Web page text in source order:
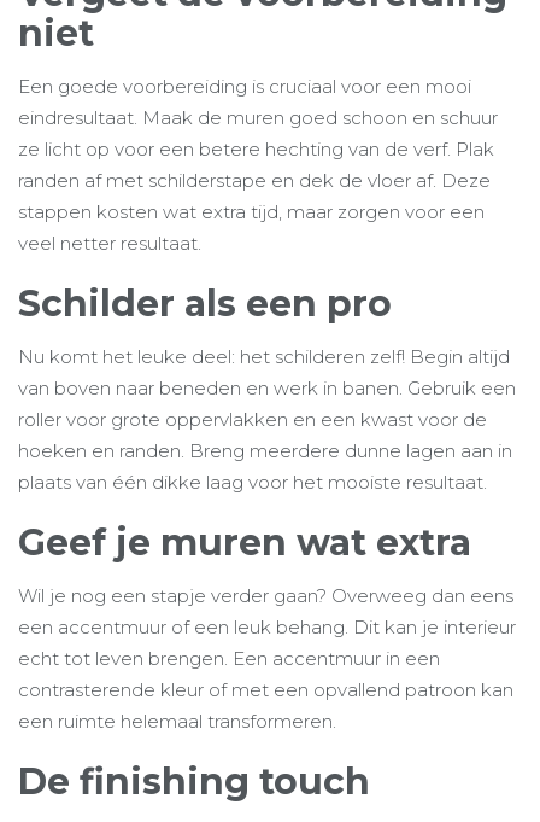
niet
Een goede voorbereiding is cruciaal voor een mooi
eindresultaat. Maak de muren goed schoon en schuur
ze licht op voor een betere hechting van de verf. Plak
randen af met schilderstape en dek de vloer af. Deze
stappen kosten wat extra tijd, maar zorgen voor een
veel netter resultaat.
Schilder als een pro
Nu komt het leuke deel: het schilderen zelf! Begin altijd
van boven naar beneden en werk in banen. Gebruik een
roller voor grote oppervlakken en een kwast voor de
hoeken en randen. Breng meerdere dunne lagen aan in
plaats van één dikke laag voor het mooiste resultaat.
Geef je muren wat extra
Wil je nog een stapje verder gaan? Overweeg dan eens
een accentmuur of een leuk behang. Dit kan je interieur
echt tot leven brengen. Een accentmuur in een
contrasterende kleur of met een opvallend patroon kan
een ruimte helemaal transformeren.
De finishing touch